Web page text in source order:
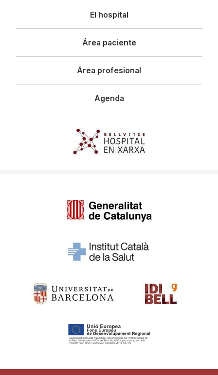
principal
El hospital
Área paciente
Área profesional
Agenda